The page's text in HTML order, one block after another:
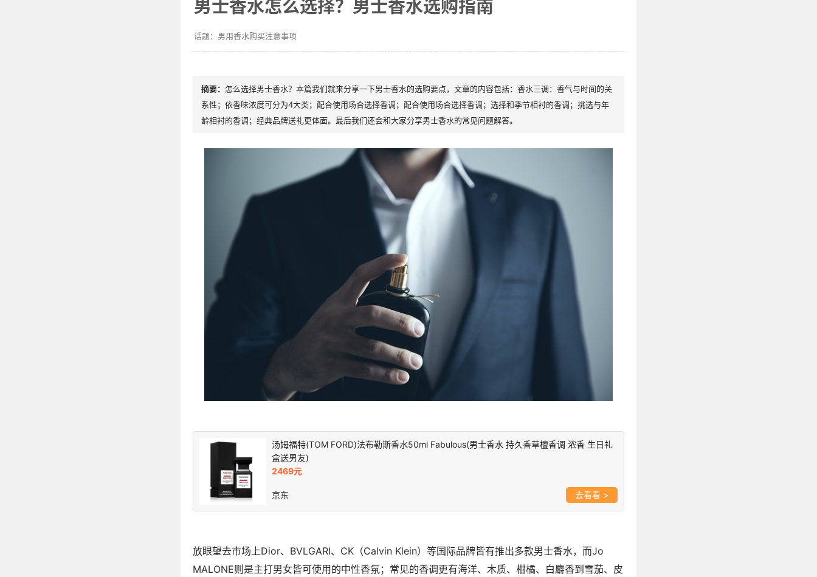
男士香水怎么选择？男士香水选购指南
男用香水购买注意事项
怎么选择男士香水？本篇我们就来分享一下男士香水的选购要点，文章的内容包括：香水三调：香气与时间的关
系性；依香味浓度可分为4大类；配合使用场合选择香调；配合使用场合选择香调；选择和季节相衬的香调；挑选与年
龄相衬的香调；经典品牌送礼更体面。最后我们还会和大家分享男士香水的常见问题解答。
汤姆福特(TOM FORD)法布勒斯香水50ml Fabulous(男士香水 持久香草檀香调 浓香 生日礼
盒送男友)
2469元
京东 >
放眼望去市场上Dior、BVLGARI、CK（Calvin Klein）等国际品牌皆有推出多款男士香水，而Jo
MALONE则是主打男女皆可使用的中性香氛；常见的香调更有海洋、木质、柑橘、白麝香到雪茄、皮